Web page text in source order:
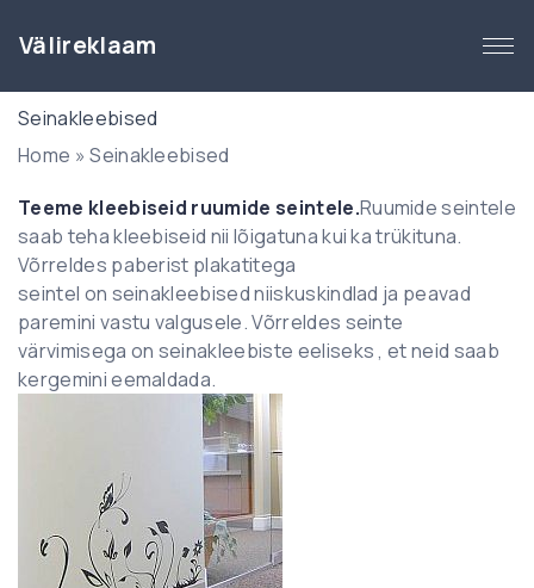
p
Välireklaam
Seinakleebised
Home »Seinakleebised
Teeme kleebiseid ruumide seintele.Ruumide seintele
saab teha kleebiseid nii lõigatuna kui ka trükituna.
Võrreldes paberist plakatitega
seintel on seinakleebised niiskuskindlad ja peavad
paremini vastu valgusele. Võrreldes seinte
värvimisega on seinakleebiste eeliseks , et neid saab
kergemini eemaldada.